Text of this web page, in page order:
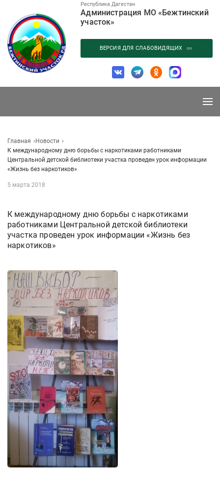
содержанию
Республика Дагестан
Администрация МО «Бежтинский
участок»
ВЕРСИЯ ДЛЯ СЛАБОВИДЯЩИХ
Главная
Новости
К международному дню борьбы с наркотиками работниками
Центральной детской библиотеки участка проведен урок информации
«Жизнь без наркотиков»
5 марта 2018
К международному дню борьбы с наркотиками
работниками Центральной детской библиотеки
участка проведен урок информации «Жизнь без
наркотиков»